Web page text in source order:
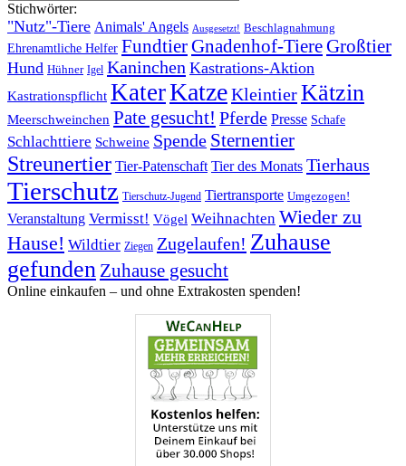
Stichwörter:
"Nutz"-Tiere Animals' Angels Ausgesetzt! Beschlagnahmung
Ehrenamtliche Helfer FundtierGnadenhof-TiereGroßtier
Hund Hühner Igel Kaninchen Kastrations-Aktion
Kastrationspflicht KaterKatzeKleintierKätzin
Meerschweinchen Pate gesucht! Pferde Presse Schafe
Schlachttiere Schweine Spende Sternentier
Streunertier Tier-Patenschaft Tier des Monats Tierhaus
Tierschutz Tierschutz-Jugend Tiertransporte Umgezogen!
Veranstaltung Vermisst! Vögel Weihnachten Wieder zu
Hause! Wildtier Ziegen Zugelaufen! Zuhause
gefunden Zuhause gesucht
Online einkaufen – ­und ohne Extrakosten spenden!